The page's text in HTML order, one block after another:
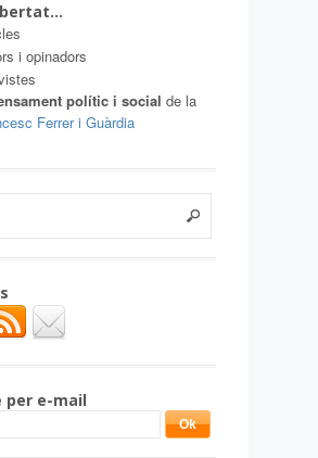
i opinadors
polític i social de la
Ferrer i Guàrdia
per e-mail